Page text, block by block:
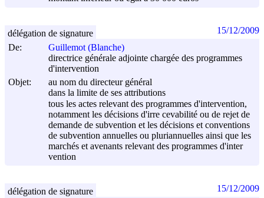
De:
Guillemot (Blanche)
directrice générale adjointe chargée des programmes
d'intervention
Objet:
au nom du directeur général
dans la limite de ses attributions
tous les actes relevant des programmes d'intervention,
notamment les décisions d'irre cevabilité ou de rejet de
demande de subvention et les décisions et conventions
de subvention annuelles ou pluriannuelles ainsi que les
marchés et avenants relevant des programmes d'inter
vention
délégation de signature 15/12/2009
délégation de signature 15/12/2009